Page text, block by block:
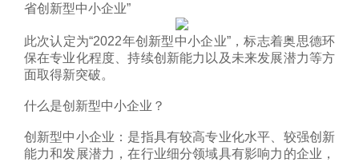
省创新型中小企业”
此次认定为“2022年创新型中小企业”，标志着奥思德环
保在专业化程度、持续创新能力以及未来发展潜力等方
面取得新突破。
什么是创新型中小企业？
创新型中小企业：是指具有较高专业化水平、较强创新
能力和发展潜力，在行业细分领域具有影响力的企业，